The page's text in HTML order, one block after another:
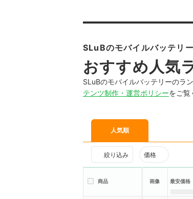
SLuBのモバイルバッテリ
おすすめ人気
SLuBのモバイルバッテリーのラ
テンツ制作・運営ポリシーをご覧
人気順
絞り込み 価格
商品 画像 最安価格